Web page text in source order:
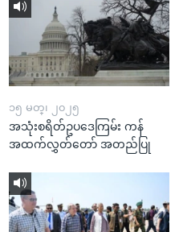
၁၅ မတ္၊ ၂၀၂၅
အသုံးစရိတ်ဥပဒေကြမ်း ကန်
အထက်လွှတ်တော် အတည်ပြု